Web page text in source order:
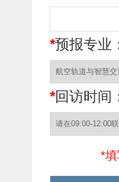
*预报专业
*回访时间
*